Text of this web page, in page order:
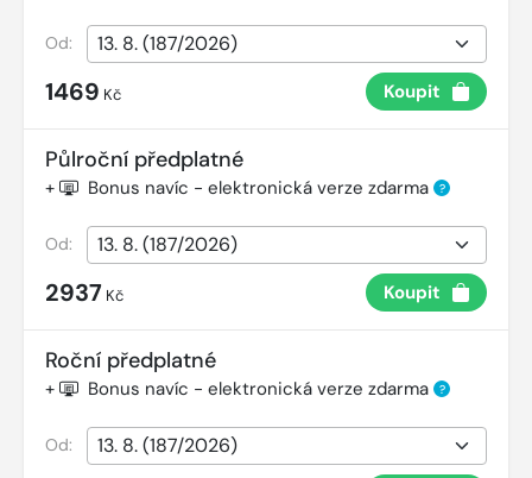
Od:
1469 Kč Koupit
Půlroční předplatné
+ Bonus navíc - elektronická verze zdarma ?
Od:
2937 Kč Koupit
Roční předplatné
+ Bonus navíc - elektronická verze zdarma ?
Od: